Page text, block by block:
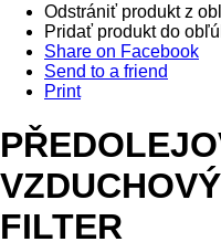
Odstrániť produkt z
Pridať produkt do
Share on Facebook
Send to a friend
Print
FILTER